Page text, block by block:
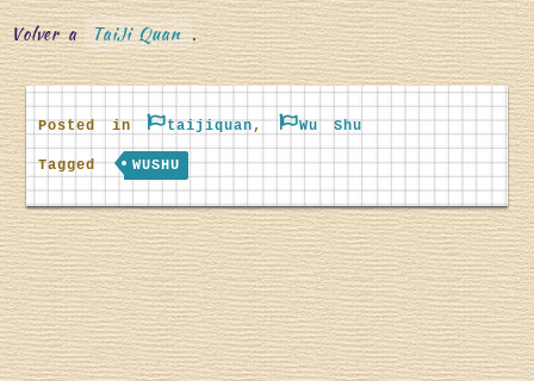
Volver a TaiJi Quan .
Posted in taijiquan, Wu Shu
Tagged WUSHU